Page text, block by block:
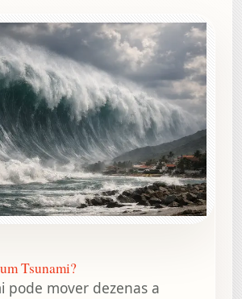
Tsunami?
pode mover dezenas a